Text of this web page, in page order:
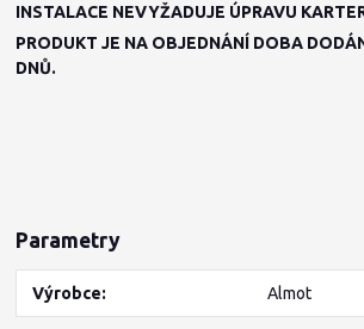
INSTALACE NEVYŽADUJE ÚPRAVU
PRODUKT JE NA OBJEDNÁNÍ DOBA
DNŮ.
Parametry
Výrobce Almot